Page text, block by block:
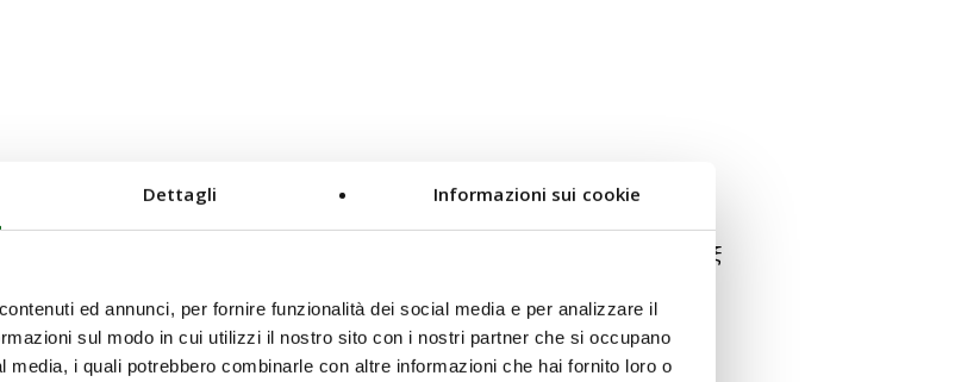
Dettagli Informazioni sui cookie
ed annunci, per fornire funzionalità dei social media e per analizzare il
sul modo in cui utilizzi il nostro sito con i nostri partner che si occupano
media, i quali potrebbero combinarle con altre informazioni che hai fornito loro o
αντλιών επιφανείας πολλαπλών σταδίων της σειράς PMXT ENDURANCE εξ
χάλυβα AISI316.